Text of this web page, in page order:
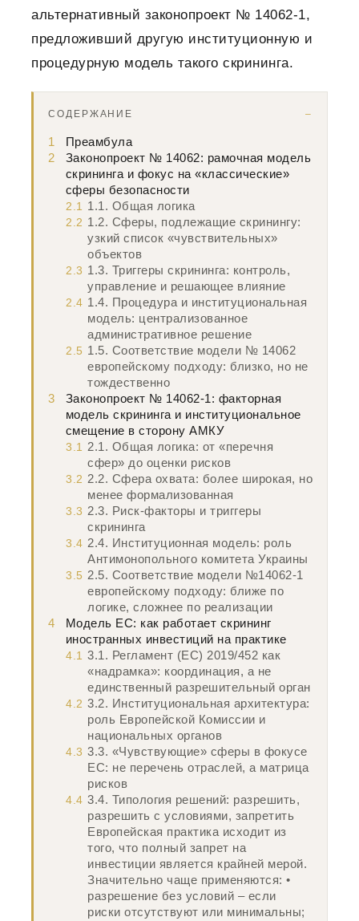
альтернативный законопроект № 14062-1,
предложивший другую институционную и
процедурную модель такого скрининга.
СОДЕРЖАНИЕ
1
Преамбула
2
Законопроект № 14062: рамочная модель
скрининга и фокус на «классические»
сферы безопасности
2.1 1.1. Общая логика
2.2 1.2. Сферы, подлежащие скринингу:
узкий список «чувствительных»
объектов
2.3 1.3. Триггеры скрининга: контроль,
управление и решающее влияние
2.4 1.4. Процедура и институциональная
модель: централизованное
административное решение
2.5 1.5. Соответствие модели № 14062
европейскому подходу: близко, но не
тождественно
3
Законопроект № 14062-1: факторная
модель скрининга и институциональное
смещение в сторону АМКУ
3.1 2.1. Общая логика: от «перечня
сфер» до оценки рисков
3.2 2.2. Сфера охвата: более широкая, но
менее формализованная
3.3 2.3. Риск-факторы и триггеры
скрининга
3.4 2.4. Институционная модель: роль
Антимонопольного комитета Украины
3.5 2.5. Соответствие модели №14062-1
европейскому подходу: ближе по
логике, сложнее по реализации
4
Модель ЕС: как работает скрининг
иностранных инвестиций на практике
4.1 3.1. Регламент (ЕС) 2019/452 как
«надрамка»: координация, а не
единственный разрешительный орган
4.2 3.2. Институциональная архитектура:
роль Европейской Комиссии и
национальных органов
4.3 3.3. «Чувствующие» сферы в фокусе
ЕС: не перечень отраслей, а матрица
рисков
4.4 3.4. Типология решений: разрешить,
разрешить с условиями, запретить
Европейская практика исходит из
того, что полный запрет на
инвестиции является крайней мерой.
Значительно чаще применяются: •
разрешение без условий – если
риски отсутствуют или минимальны;